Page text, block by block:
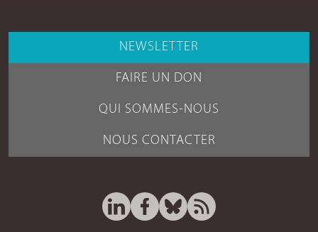
NEWSLETTER
FAIRE UN DON
QUI SOMMES-NOUS
NOUS CONTACTER